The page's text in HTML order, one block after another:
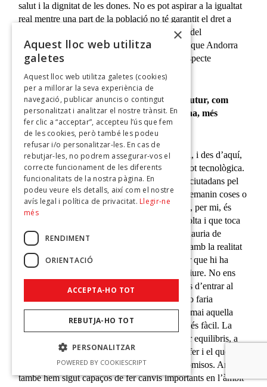
salut i la dignitat de les dones. No es pot aspirar a la igualtat
real mentre una part de la població no té garantit el dret a
decidir sobre el seu propi cos. Respecto el model
institucional del Coprincipat, però també crec que Andorra
pot arribar a trobar un acord que conciliï el respecte
institucional amb aquest dret.
Si haguessis de definir la política ideal del futur, com
l’imaginaries? Més tecnològica, més humana, més
transparent…?
La meva experiència és en la política comunal, i des d’aquí,
ja és una política humana, transparent i fins i tot tecnològica.
A Encamp, no hi ha dia que no em trobi amb ciutadans pel
carrer que em parin, em facin propostes, em demanin coses o
simplement comparteixin la seva opinió. Això, per mi, és
l’essència: una política de proximitat, que escolta i que toca
de peus a terra. Crec que la política del futur hauria de
conservar justament això: la connexió directa amb la realitat
quotidiana de la gent. I això vol dir reconèixer que hi ha
moltes realitats diferents, moltes maneres de viure. No ens
podem permetre perdre aquesta mirada. Abans d’entrar al
Comú, recordo haver pensat sovint “jo això ho faria
diferent”. I ara, des de dins, intento no perdre mai aquella
mirada de ciutadana, tot i que reconec que no és fàcil. La
política institucional et porta sovint a gestionar equilibris, a
adaptar, i a assumir que, entre el que voldries fer i el que
realment és possible, hi ha un camí de compromisos. Ara bé,
també hem sigut capaços de fer canvis importants en l’àmbit
×
Aquest lloc web utilitza
galetes
Aquest lloc web utilitza galetes (cookies)
per a millorar la seva experiència de
navegació, publicar anuncis o contingut
personalitzat i analitzar el nostre trànsit. En
fer clic a “acceptar”, accepteu l’ús que fem
de les cookies, però també les podeu
refusar i/o personalitzar-les. En cas de
rebutjar-les, no podrem assegurar-vos el
correcte funcionament de les diferents
funcionalitats de la nostra pàgina. En
podeu veure els detalls, així com el nostre
avís legal i política de privacitat. Llegir-ne
més
RENDIMENT
ORIENTACIÓ
ACCEPTA-HO TOT
REBUTJA-HO TOT
PERSONALITZAR
POWERED BY COOKIESCRIPT